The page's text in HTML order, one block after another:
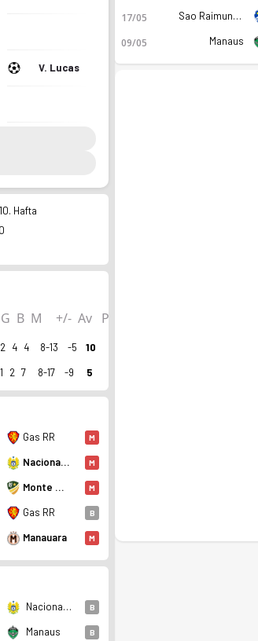
canlı skor Ofsayt'ta.
V. Lucas
Hafta
G B M +/- Av P
2 4 4 8-13 -5
10
1 2 7 8-17 -9 5
Gas RR M
Nacional(AM) M
Monte Roraima RR M
Gas RR B
Manauara M
Nacional(AM) B
Manaus B
17/05 Sao Raimundo EC RR
09/05 Manaus